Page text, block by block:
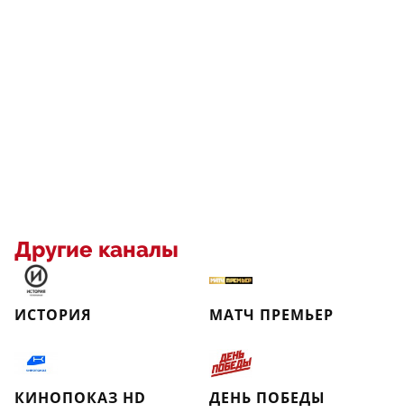
Другие каналы
ИСТОРИЯ МАТЧ ПРЕМЬЕР
КИНОПОКАЗ HD ДЕНЬ ПОБЕДЫ